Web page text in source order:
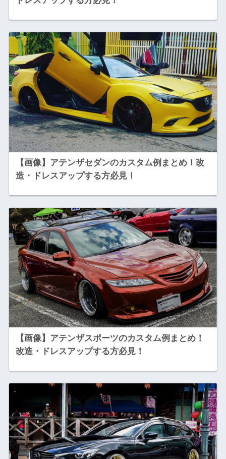
【画像】アテンザセダンのカスタム例まとめ！改
造・ドレスアップする方必見！
【画像】アテンザスポーツのカスタム例まとめ！
改造・ドレスアップする方必見！